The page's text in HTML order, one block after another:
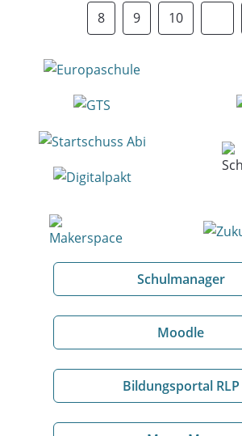
8 9 10
Schulmanager
Moodle
Bildungsportal RLP